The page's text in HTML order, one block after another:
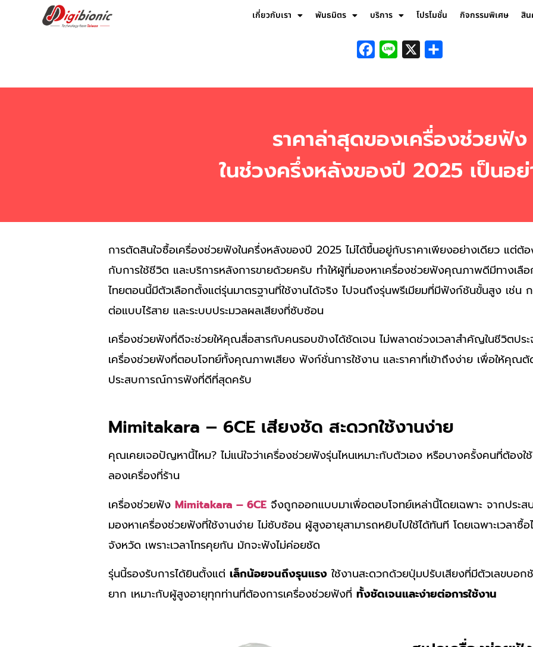
เกี่ยวกับเรา พันธมิตร บริการ โปรโมชั่น กิจกรรมพิเศษ สิน
Facebook
Line
ราคาล่าสุดของเครื่องช่วยฟัง
ในช่วงครึ่งหลังของปี 2025 เป็นอย่
การตัดสินใจซื้อเครื่องช่วยฟังในครึ่งหลังของปี 2025 ไม่ได้ขึ้นอยู่กับราคาเพียงอย่างเดียว แต่ต้อ
กับการใช้ชีวิต และบริการหลังการขายด้วยครับ ทำให้ผู้ที่มองหาเครื่องช่วยฟังคุณภาพดีมีทางเลื
ไทยตอนนี้มีตัวเลือกตั้งแต่รุ่นมาตรฐานที่ใช้งานได้จริง ไปจนถึงรุ่นพรีเมียมที่มีฟังก์ชันขั้นสูง เช่น
ต่อแบบไร้สาย และระบบประมวลผลเสียงที่ซับซ้อน
เครื่องช่วยฟังที่ดีจะช่วยให้คุณสื่อสารกับคนรอบข้างได้ชัดเจน ไม่พลาดช่วงเวลาสำคัญในชีวิตประ
เครื่องช่วยฟังที่ตอบโจทย์ทั้งคุณภาพเสียง ฟังก์ชั่นการใช้งาน และราคาที่เข้าถึงง่าย เพื่อให้คุณตั
ประสบการณ์การฟังที่ดีที่สุดครับ
Mimitakara – 6CE เสียงชัด สะดวกใช้งานง่าย
คุณเคยเจอปัญหานี้ไหม? ไม่แน่ใจว่าเครื่องช่วยฟังรุ่นไหนเหมาะกับตัวเอง หรือบางครั้งคนที่ต้อง
ลองเครื่องที่ร้าน
เครื่องช่วยฟัง Mimitakara – 6CE จึงถูกออกแบบมาเพื่อตอบโจทย์เหล่านี้โดยเฉพาะ จากประ
มองหาเครื่องช่วยฟังที่ใช้งานง่าย ไม่ซับซ้อน ผู้สูงอายุสามารถหยิบไปใช้ได้ทันที โดยเฉพาะเวล
จังหวัด เพราะเวลาโทรคุยกัน มักจะฟังไม่ค่อยชัด
รุ่นนี้รองรับการได้ยินตั้งแต่ เล็กน้อยจนถึงรุนแรง ใช้งานสะดวกด้วยปุ่มปรับเสียงที่มีตัวเลขบอก
ยาก เหมาะกับผู้สูงอายุทุกท่านที่ต้องการเครื่องช่วยฟังที่ ทั้งชัดเจนและง่ายต่อการใช้งาน